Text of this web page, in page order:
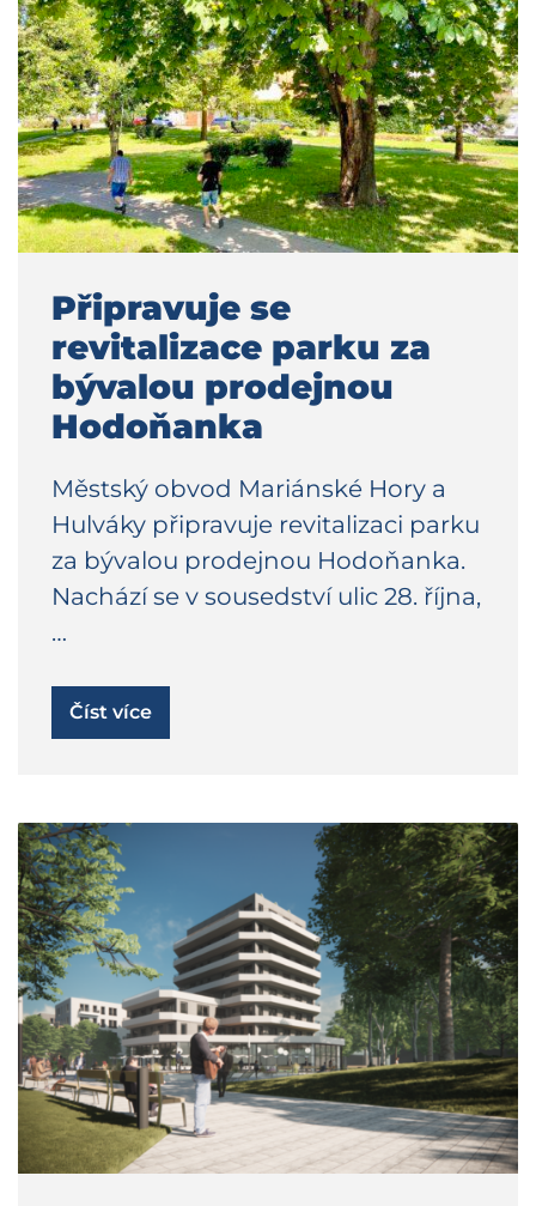
Připravuje se
revitalizace parku za
bývalou prodejnou
Hodoňanka
Městský obvod Mariánské Hory a
Hulváky připravuje revitalizaci parku
za bývalou prodejnou Hodoňanka.
Nachází se v sousedství ulic 28. října,
…
Číst více